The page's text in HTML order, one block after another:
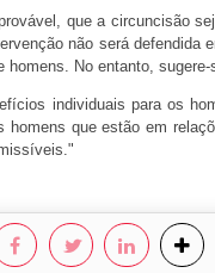
que a circuncisão
não será
homens. No entanto, sugere-
individuais para os
homens que estão em